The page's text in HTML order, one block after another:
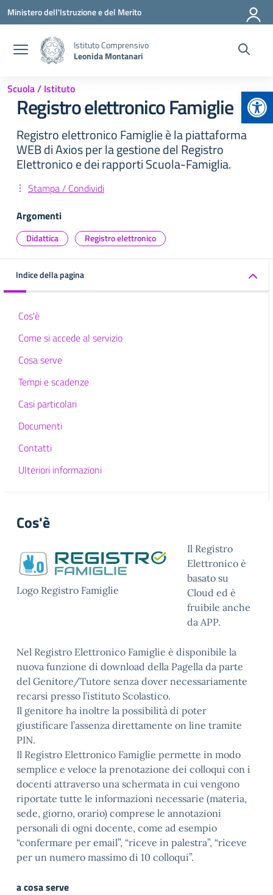
Vai ai contenuti
Vai al menu di navigazione
Vai al footer
Ministero dell'Istruzione e del Merito
Istituto Comprensivo
Leonida Montanari
Scuola / Istituto
Registro elettronico Famiglie
Registro elettronico Famiglie è la piattaforma
WEB di Axios per la gestione del Registro
Elettronico e dei rapporti Scuola-Famiglia.
Stampa / Condividi
Argomenti
Didattica Registro elettronico
Indice della pagina
Cos'è
Come si accede al servizio
Cosa serve
Tempi e scadenze
Casi particolari
Documenti
Contatti
Ulteriori informazioni
Cos'è
Logo Registro Famiglie
Il Registro
Elettronico è
basato su
Cloud ed è
fruibile anche
da APP.
Nel Registro Elettronico Famiglie è disponibile la
nuova funzione di download della Pagella da parte
del Genitore/Tutore senza dover necessariamente
recarsi presso l’istituto Scolastico.
Il genitore ha inoltre la possibilità di poter
giustificare l’assenza direttamente on line tramite
PIN.
Il Registro Elettronico Famiglie permette in modo
semplice e veloce la prenotazione dei colloqui con i
docenti attraverso una schermata in cui vengono
riportate tutte le informazioni necessarie (materia,
sede, giorno, orario) comprese le annotazioni
personali di ogni docente, come ad esempio
“confermare per email”, “riceve in palestra”, “riceve
per un numero massimo di 10 colloqui”.
a cosa serve